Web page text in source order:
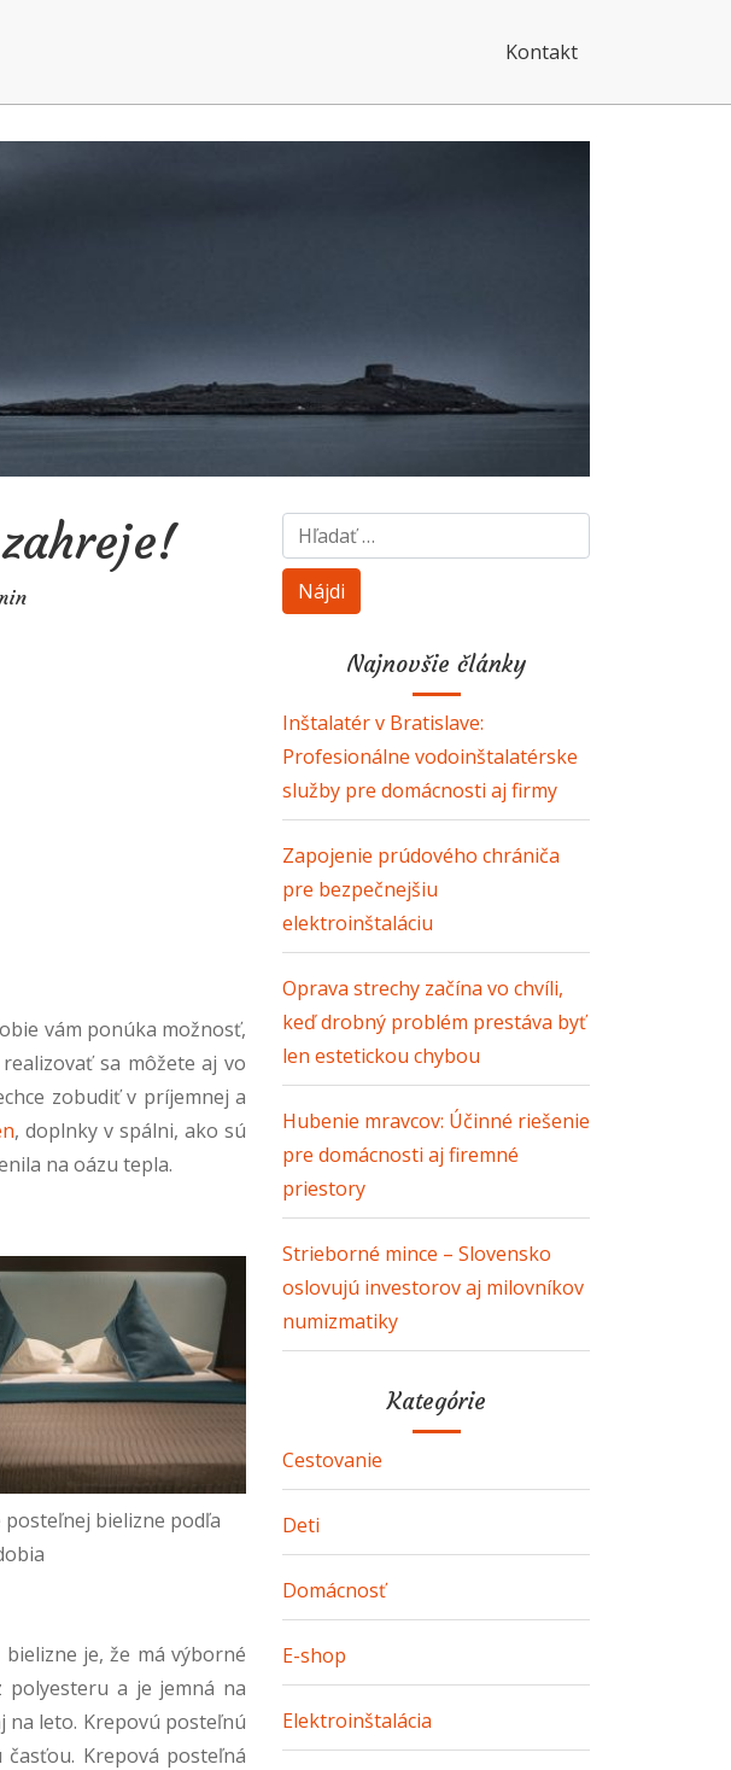
Kontakt
vám ponúka možnosť,
sa môžete aj vo
zobudiť v príjemnej a
, doplnky v spálni, ako sú
na oázu tepla.
bielizne podľa
je, že má výborné
polyesteru a je jemná na
na leto. Krepovú posteľnú
Krepová posteľná
Hľadať:
Najnovšie články
Inštalatér v Bratislave:
Profesionálne vodoinštalatérske
služby pre domácnosti aj firmy
Zapojenie prúdového chrániča
pre bezpečnejšiu
elektroinštaláciu
Oprava strechy začína vo chvíli,
keď drobný problém prestáva byť
len estetickou chybou
Hubenie mravcov: Účinné riešenie
pre domácnosti aj firemné
priestory
Strieborné mince – Slovensko
oslovujú investorov aj milovníkov
numizmatiky
Kategórie
Cestovanie
Deti
Domácnosť
E-shop
Elektroinštalácia